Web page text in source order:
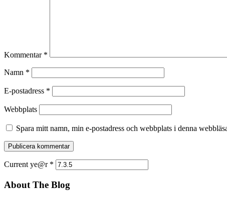
Kommentar *
Namn *
E-postadress *
Webbplats
Spara mitt namn, min e-postadress och webbplats i denna
Current ye@r *
About The Blog